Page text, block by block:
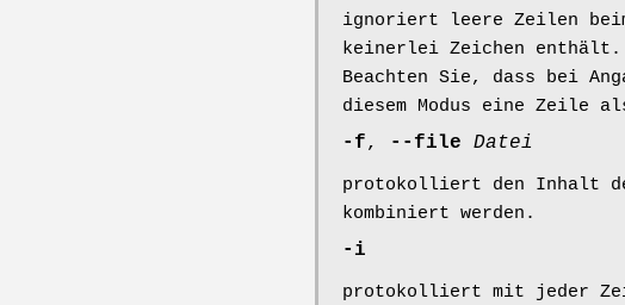
ignoriert leere Zeilen
keinerlei Zeichen enthält.
Beachten Sie, dass bei
diesem Modus eine Zeile
-f, --file Datei
protokolliert den Inhalt
kombiniert werden.
-i
protokolliert mit jeder